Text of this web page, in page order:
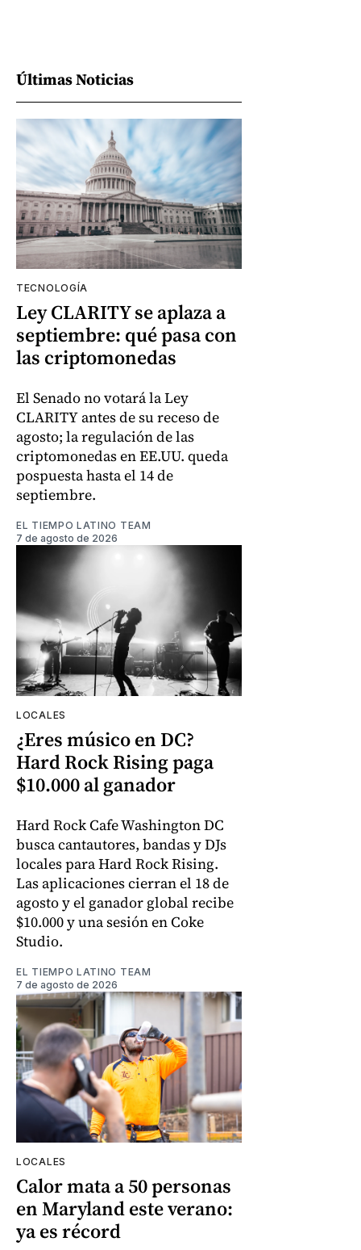
Últimas Noticias
TECNOLOGÍA
Ley CLARITY se aplaza a
septiembre: qué pasa con
las criptomonedas
El Senado no votará la Ley
CLARITY antes de su receso de
agosto; la regulación de las
criptomonedas en EE.UU. queda
pospuesta hasta el 14 de
septiembre.
EL TIEMPO LATINO TEAM
7 de agosto de 2026
LOCALES
¿Eres músico en DC?
Hard Rock Rising paga
$10.000 al ganador
Hard Rock Cafe Washington DC
busca cantautores, bandas y DJs
locales para Hard Rock Rising.
Las aplicaciones cierran el 18 de
agosto y el ganador global recibe
$10.000 y una sesión en Coke
Studio.
EL TIEMPO LATINO TEAM
7 de agosto de 2026
LOCALES
Calor mata a 50 personas
en Maryland este verano:
ya es récord